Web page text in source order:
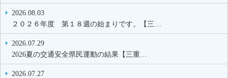
2026.08.03
２０２６年度 第１８週の始まりです。【三…
2026.07.29
2026夏の交通安全県民運動の結果【三重…
2026.07.27